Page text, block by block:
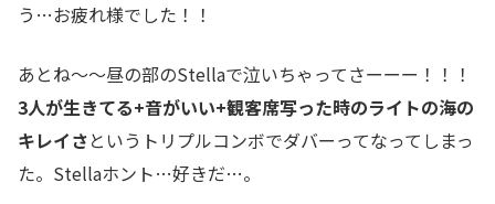
う…お疲れ様でした！！
あとね〜〜昼の部のStellaで泣いちゃってさーーー！！！
3人が生きてる+音がいい+観客席写った時のライトの海の
キレイさというトリプルコンボでダバーってなってしまっ
た。Stellaホント…好きだ…。